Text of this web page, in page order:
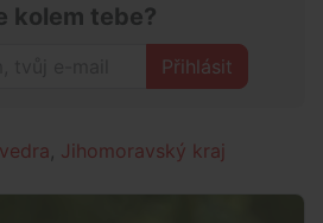
kolem tebe?
Přihlásit
vedra Jihomoravský kraj